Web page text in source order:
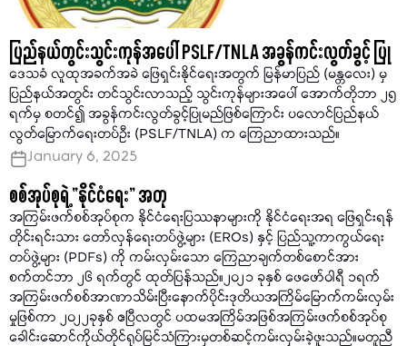
ပြည်နယ်တွင်းသွင်းကုန်အပေါ် PSLF/TNLA အခွန်ကင်းလွတ်ခွင့် ပြု
ဒေသခံ လူထုအခက်အခဲ ဖြေရှင်းနိုင်ရေးအတွက် မြန်မာပြည် (မန္တလေး) မှ
ပြည်နယ်အတွင်း တင်သွင်းလာသည့် သွင်းကုန်များအပေါ် အောက်တိုဘာ ၂၅
ရက်မှ စတင်၍ အခွန်ကင်းလွတ်ခွင့်ပြုမည်ဖြစ်ကြောင်း ပလောင်ပြည်နယ်
လွတ်မြောက်ရေးတပ်ဦး (PSLF/TNLA) က ကြေညာထားသည်။
January 6, 2025
စစ်အုပ်စုရဲ့ “နိုင်ငံရေး” အတု
အကြမ်းဖက်စစ်အုပ်စုက နိုင်ငံရေးပြဿနာများကို နိုင်ငံရေးအရ ဖြေရှင်းရန်
တိုင်းရင်းသား တော်လှန်ရေးတပ်ဖွဲ့များ (EROs) နှင့် ပြည်သူ့ကာကွယ်ရေး
တပ်ဖွဲ့များ (PDFs) ကို ကမ်းလှမ်းသော ကြေညာချက်တစ်စောင်အား
စက်တင်ဘာ ၂၆ ရက်တွင် ထုတ်ပြန်သည်။၂၀၂၁ ခုနှစ် ဖေဖော်ဝါရီ ၁ရက်
အကြမ်းဖက်စစ်အာဏာသိမ်းပြီးနောက်ပိုင်းဒုတိယအကြိမ်မြောက်ကမ်းလှမ်း
မှုဖြစ်ကာ ၂၀၂၂ခုနှစ် ဧပြီလတွင် ပထမအကြိမ်အဖြစ်အကြမ်းဖက်စစ်အုပ်စု
ခေါင်းဆောင်ကိုယ်တိုင်ရုပ်မြင်သံကြားမှတစ်ဆင့်ကမ်းလှမ်းခဲ့ဖူးသည်။မတူညီ